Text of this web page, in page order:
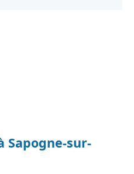
Sapogne-sur-